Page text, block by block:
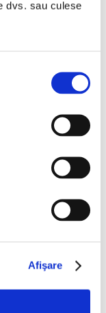
dvs. sau culese
Afişare